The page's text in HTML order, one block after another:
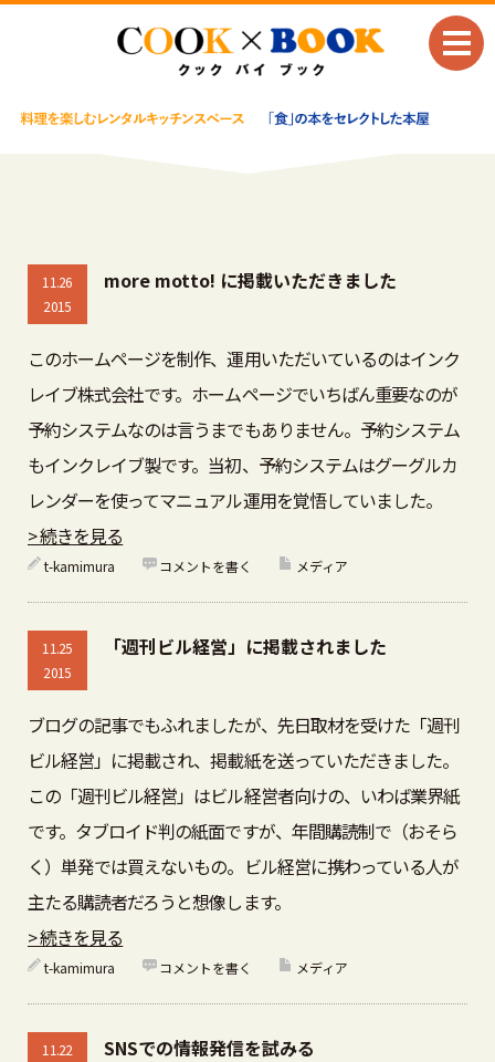
11.26
2015
more motto! に掲載いただきました
このホームページを制作、運用いただいているのはインク
レイブ株式会社です。ホームページでいちばん重要なのが
予約システムなのは言うまでもありません。予約システム
もインクレイブ製です。当初、予約システムはグーグルカ
レンダーを使ってマニュアル運用を覚悟していました。
> 続きを見る
t-kamimura コメントを書く メディア
11.25
2015
「週刊ビル経営」に掲載されました
ブログの記事でもふれましたが、先日取材を受けた「週刊
ビル経営」に掲載され、掲載紙を送っていただきました。
この「週刊ビル経営」はビル経営者向けの、いわば業界紙
です。タブロイド判の紙面ですが、年間購読制で（おそら
く）単発では買えないもの。ビル経営に携わっている人が
主たる購読者だろうと想像します。
> 続きを見る
t-kamimura コメントを書く メディア
11.22
SNSでの情報発信を試みる